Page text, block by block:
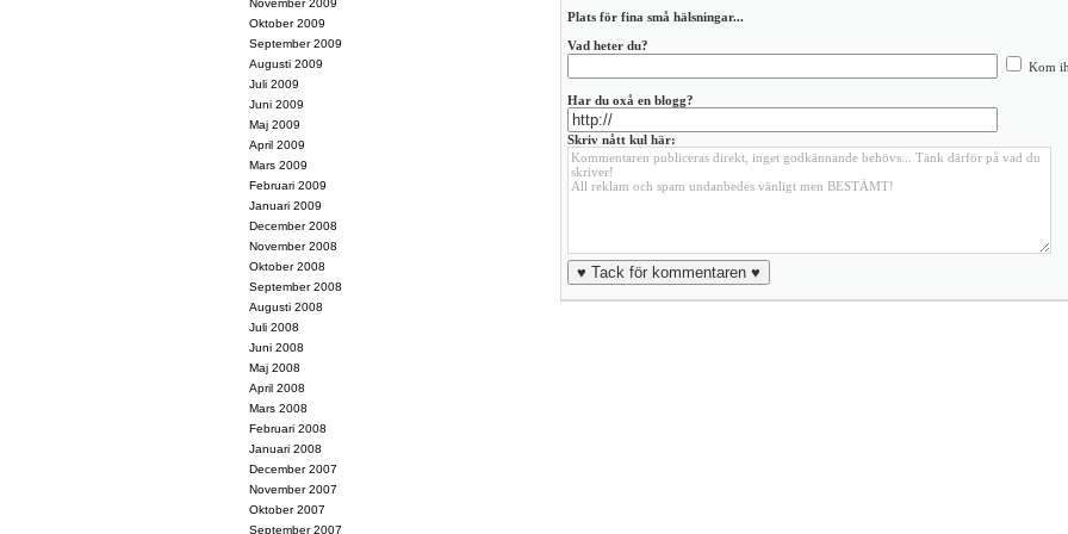
Plats för fina små hälsningar...
Vad heter du?
Kom
Har du oxå en blogg?
Skriv nått kul här:
November 2009
Oktober 2009
September 2009
Augusti 2009
Juli 2009
Juni 2009
Maj 2009
April 2009
Mars 2009
Februari 2009
Januari 2009
December 2008
November 2008
Oktober 2008
September 2008
Augusti 2008
Juli 2008
Juni 2008
Maj 2008
April 2008
Mars 2008
Februari 2008
Januari 2008
December 2007
November 2007
Oktober 2007
September 2007